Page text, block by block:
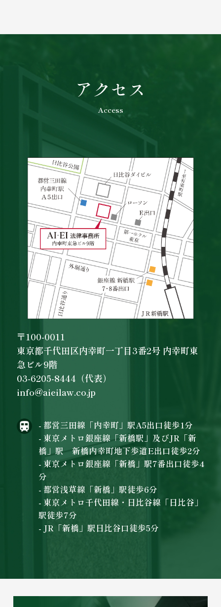
アクセス
Access
〒100-0011
東京都千代田区内幸町一丁目3番2号 内幸町東
急ビル9階
03-6205-8444（代表）
info@aieilaw.co.jp
- 都営三田線「内幸町」駅A5出口徒歩1分
- 東京メトロ銀座線「新橋駅」及びJR「新
橋」駅 新橋内幸町地下歩道E出口徒歩2分
- 東京メトロ銀座線「新橋」駅7番出口徒歩4
分
- 都営浅草線「新橋」駅徒歩6分
- 東京メトロ千代田線・日比谷線「日比谷」
駅徒歩7分
- JR「新橋」駅日比谷口徒歩5分